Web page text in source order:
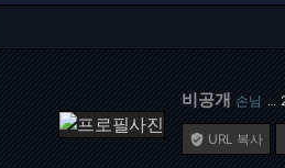
비공개 손님 …
 URL 복사